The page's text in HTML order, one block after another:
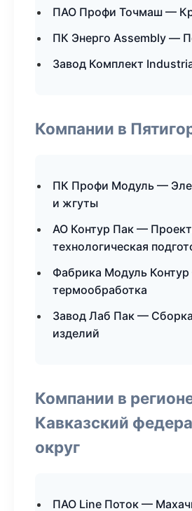
ПАО Профи Точмаш —
ПК Энерго Assembly —
Завод Комплект
Компании в
ПК Профи Модуль —
и жгуты
АО Контур Пак —
технологическая
Фабрика Модуль
термообработка
Завод Лаб Пак —
изделий
Компании в
Кавказский
округ
ПАО Line Поток —